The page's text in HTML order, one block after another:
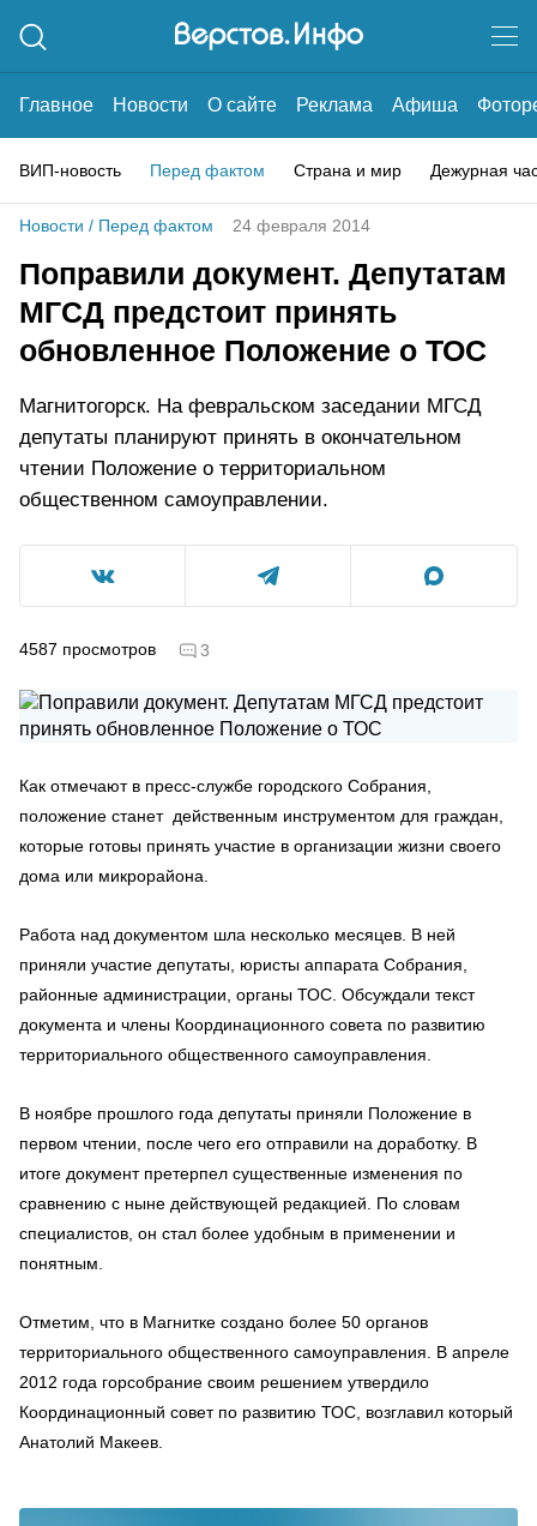
Главное Новости О сайте Реклама Афиша
ВИП-новость Перед фактом Страна и мир Дежурная
Новости / Перед фактом 24 февраля 2014
Поправили документ. Депутатам
МГСД предстоит принять
обновленное Положение о ТОС
Магнитогорск. На февральском заседании МГСД
депутаты планируют принять в окончательном
чтении Положение о территориальном
общественном самоуправлении.
4587 просмотров 3
Как отмечают в пресс-службе городского Собрания,
положение станет действенным инструментом для граждан,
которые готовы принять участие в организации жизни своего
дома или микрорайона.
Работа над документом шла несколько месяцев. В ней
приняли участие депутаты, юристы аппарата Собрания,
районные администрации, органы ТОС. Обсуждали текст
документа и члены Координационного совета по развитию
территориального общественного самоуправления.
В ноябре прошлого года депутаты приняли Положение в
первом чтении, после чего его отправили на доработку. В
итоге документ претерпел существенные изменения по
сравнению с ныне действующей редакцией. По словам
специалистов, он стал более удобным в применении и
понятным.
Отметим, что в Магнитке создано более 50 органов
территориального общественного самоуправления. В апреле
2012 года горсобрание своим решением утвердило
Координационный совет по развитию ТОС, возглавил который
Анатолий Макеев.